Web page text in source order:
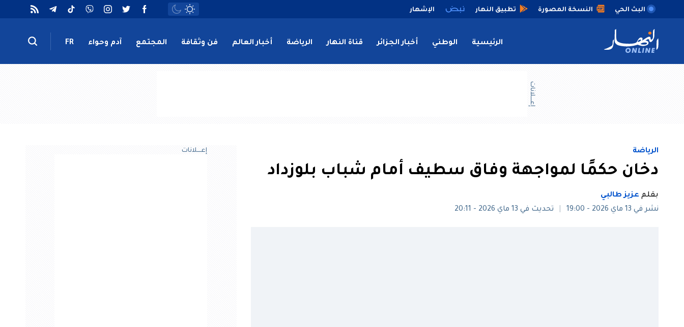
البث الحي النسخة المصورة تطبيق النهار الإشهار
الرئيسية الوطني أخبار الجزائر قناة النهار الرياضة أخبار العالم فن وثقافة المجتمع آدم وحواء FR
إعــــلانات
الرياضة
دخان حكمًا لمواجهة وفاق سطيف أمام شباب بلوزداد
بقلم عزيز طالبي
نشر في 13 ماي 2026 - 19:00
تحديث في 13 ماي 2026 - 20:11
إعــــلانات